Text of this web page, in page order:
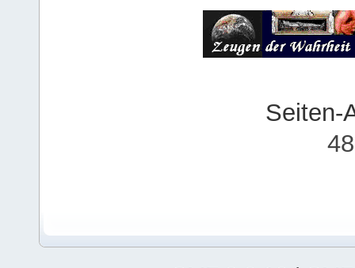
Seiten-